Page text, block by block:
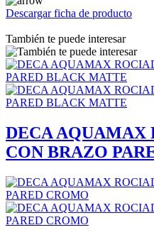
Descargar ficha de producto
También te puede interesar
DECA AQUAMAX
CON BRAZO